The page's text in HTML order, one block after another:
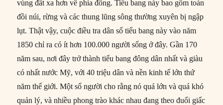
vùng đất xa hơn về phía đông. Tiểu bang này bao gồm toàn
đồi núi, rừng và các thung lũng sông thường xuyên bị ngập
lụt. Thật vậy, cuộc điều tra dân số tiểu bang này vào năm
1850 chỉ ra có ít hơn 100.000 người sống ở đây. Gần 170
năm sau, nơi đây trở thành tiểu bang đông dân nhất và giàu
có nhất nước Mỹ, với 40 triệu dân và nền kinh tế lớn thứ
năm thế giới. Một số người cho rằng nó quá lớn và quá khó
quản lý, và nhiều phong trào khác nhau đang theo đuổi giấc